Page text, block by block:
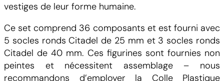
A
c
c
u
r
s
vestiges de leur forme humaine.
Ce set comprend 36 composants et est fourni avec
5 socles ronds Citadel de 25 mm et 3 socles ronds
Citadel de 40 mm. Ces figurines sont fournies non
peintes et nécessitent assemblage – nous
recommandons d’employer la Colle Plastique